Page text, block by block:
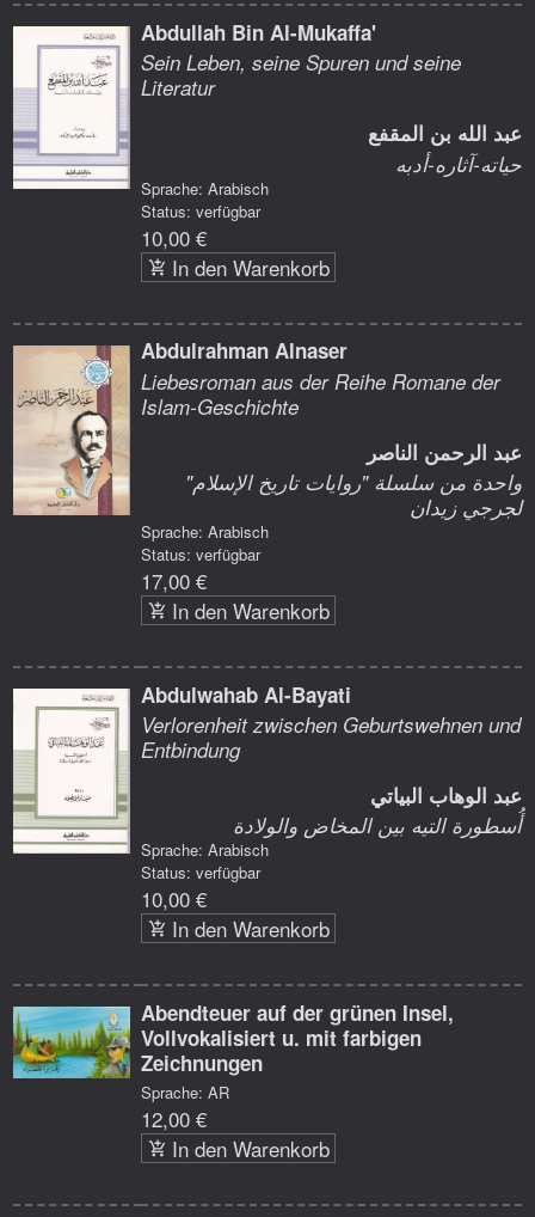
Abdullah Bin Al-Mukaffa'
Sein Leben, seine Spuren und seine
Literatur
عبد الله بن المقفع
حياته-آثاره-أدبه
Sprache: Arabisch
Status: verfügbar
10,00 €
In den Warenkorb
Abdulrahman Alnaser
Liebesroman aus der Reihe Romane der
Islam-Geschichte
عبد الرحمن الناصر
واحدة من سلسلة "روايات تاريخ الإسلام"
لجرجي زيدان
Sprache: Arabisch
Status: verfügbar
17,00 €
In den Warenkorb
Abdulwahab Al-Bayati
Verlorenheit zwischen Geburtswehnen und
Entbindung
عبد الوهاب البياتي
أُسطورة التيه بين المخاض والولادة
Sprache: Arabisch
Status: verfügbar
10,00 €
In den Warenkorb
Abendteuer auf der grünen Insel,
Vollvokalisiert u. mit farbigen
Zeichnungen
Sprache: AR
12,00 €
In den Warenkorb